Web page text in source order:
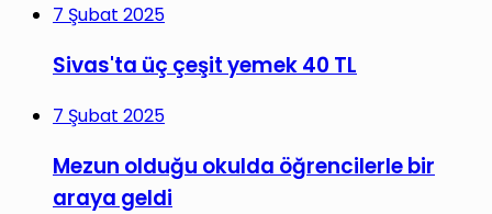
7 Şubat 2025
Sivas'ta üç çeşit yemek 40 TL
7 Şubat 2025
Mezun olduğu okulda öğrencilerle bir
araya geldi